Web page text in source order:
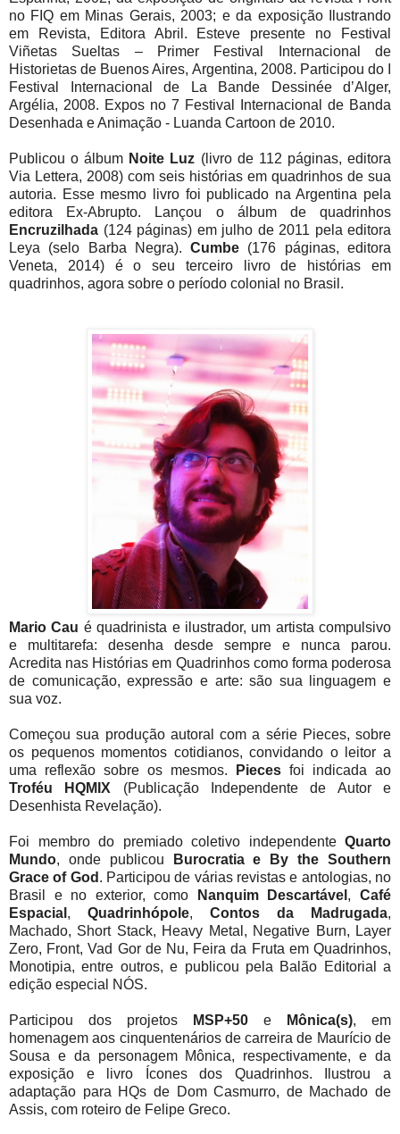
no FIQ em Minas Gerais, 2003; e da exposição Ilustrando
em Revista, Editora Abril. Esteve presente no Festival
Viñetas Sueltas – Primer Festival Internacional de
Historietas de Buenos Aires, Argentina, 2008. Participou do I
Festival Internacional de La Bande Dessinée d’Alger,
Argélia, 2008. Expos no 7 Festival Internacional de Banda
Desenhada e Animação - Luanda Cartoon de 2010.
Publicou o álbum Noite Luz (livro de 112 páginas, editora
Via Lettera, 2008) com seis histórias em quadrinhos de sua
autoria. Esse mesmo livro foi publicado na Argentina pela
editora Ex-Abrupto. Lançou o álbum de quadrinhos
Encruzilhada (124 páginas) em julho de 2011 pela editora
Leya (selo Barba Negra).Cumbe (176 páginas, editora
Veneta, 2014) é o seu terceiro livro de histórias em
quadrinhos, agora sobre o período colonial no Brasil.
Mario Cau é quadrinista e ilustrador, um artista compulsivo
e multitarefa: desenha desde sempre e nunca parou.
Acredita nas Histórias em Quadrinhos como forma poderosa
de comunicação, expressão e arte: são sua linguagem e
sua voz.
Começou sua produção autoral com a série Pieces, sobre
os pequenos momentos cotidianos, convidando o leitor a
uma reflexão sobre os mesmos. Pieces foi indicada ao
Troféu HQMIX (Publicação Independente de Autor e
Desenhista Revelação).
Foi membro do premiado coletivo independente Quarto
Mundo, onde publicou
Burocratia e By the Southern
Grace of God . Participou de várias revistas e antologias, no
Brasil e no exterior, como
Nanquim Descartável ,Café
Espacial , Quadrinhópole, Contos da Madrugada,
Machado, Short Stack, Heavy Metal, Negative Burn, Layer
Zero, Front, Vad Gor de Nu, Feira da Fruta em Quadrinhos,
Monotipia, entre outros, e publicou pela Balão Editorial a
edição especial NÓS.
Participou dos projetos MSP+50 e Mônica(s), em
homenagem aos cinquentenários de carreira de Maurício de
Sousa e da personagem Mônica, respectivamente, e da
exposição e livro Ícones dos Quadrinhos. Ilustrou a
adaptação para HQs de Dom Casmurro, de Machado de
Assis, com roteiro de Felipe Greco.